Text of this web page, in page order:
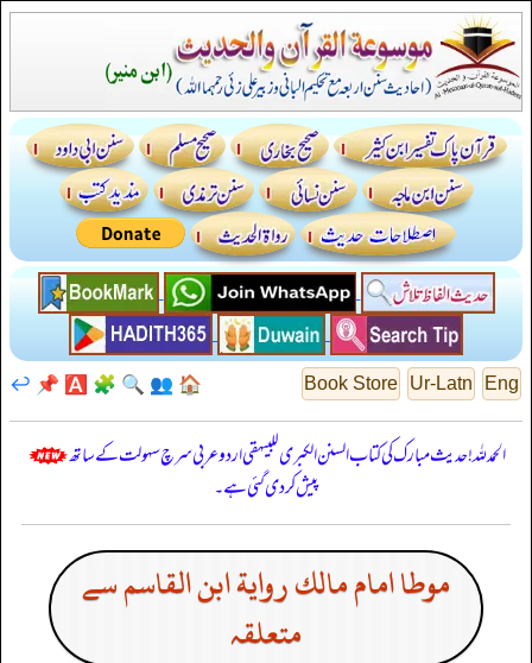
Eng
Ur-Latn
Book Store
🏠
👥
🔍
🧩
🅰️
📌
↩️
الحمدللہ! حدیث مبارک کی کتاب السنن الكبرى للبيهقي اردو عربی سرچ سہولت کے ساتھ
پیش کر دی گئی ہے۔
موطا امام مالك رواية ابن القاسم سے
متعلقہ